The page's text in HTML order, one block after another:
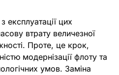
експлуатації цих
втрату величезної
Проте, це крок,
модернізації флоту та
умов. Заміна